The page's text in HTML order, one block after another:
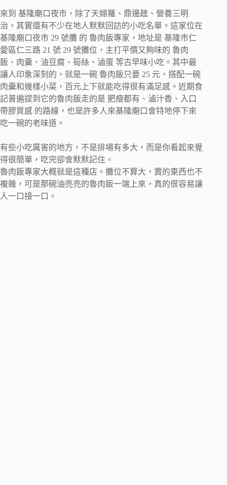
來到 基隆廟口夜市，除了天婦羅、鼎邊趖、營養三明
治，其實還有不少在地人默默回訪的小吃名單。這家位在
基隆廟口夜市 29 號攤 的 魯肉飯專家，地址是 基隆市仁
愛區仁三路 21 號 29 號攤位，主打平價又夠味的 魯肉
飯、肉羹、油豆腐、筍絲、滷蛋 等古早味小吃。其中最
讓人印象深刻的，就是一碗 魯肉飯只要 25 元，搭配一碗
肉羹和幾樣小菜，百元上下就能吃得很有滿足感。近期食
記普遍提到它的魯肉飯走的是 肥瘦都有、滷汁香、入口
帶膠質感 的路線，也是許多人來基隆廟口會特地停下來
吃一碗的老味道。
有些小吃厲害的地方，不是排場有多大，而是你看起來覺
得很簡單，吃完卻會默默記住。
魯肉飯專家大概就是這種店。攤位不算大，賣的東西也不
複雜，可是那碗油亮亮的魯肉飯一端上來，真的很容易讓
人一口接一口。